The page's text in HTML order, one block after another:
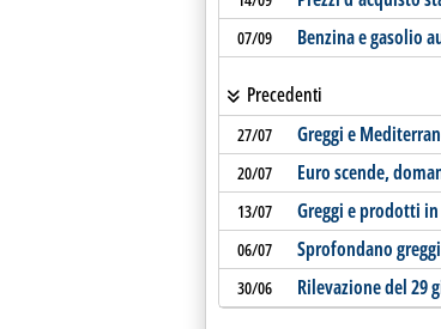
07/09 Benzina e gasolio
Precedenti
27/07 Greggi e
20/07 Euro scende,
13/07 Greggi e prodotti
06/07 Sprofondano
30/06 Rilevazione del 29